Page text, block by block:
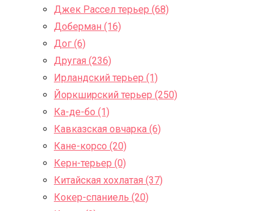
Джек Рассел терьер (68)
Доберман (16)
Дог (6)
Другая (236)
Ирландский терьер (1)
Йоркширский терьер (250)
Ка-де-бо (1)
Кавказская овчарка (6)
Кане-корсо (20)
Керн-терьер (0)
Китайская хохлатая (37)
Кокер-спаниель (20)